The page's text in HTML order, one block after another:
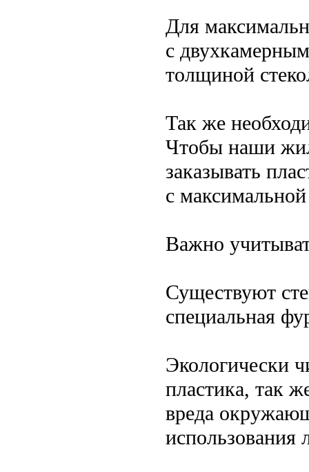
Для
с
толщиной
Так же
Чтобы наши
заказывать
с
Важно
Существуют
специальная
Экологически
пластика, так
вреда
использования